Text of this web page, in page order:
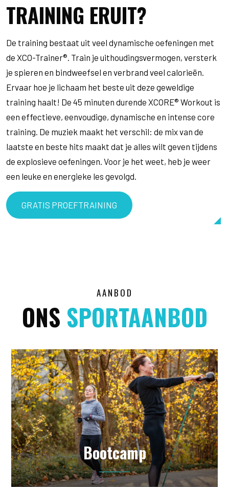
TRAINING ERUIT?
De training bestaat uit veel dynamische oefeningen met
de XCO-Trainer®. Train je uithoudingsvermogen, versterk
je spieren en bindweefsel en verbrand veel calorieën.
Ervaar hoe je lichaam het beste uit deze geweldige
training haalt! De 45 minuten durende XCORE® Workout is
een effectieve, eenvoudige, dynamische en intense core
training. De muziek maakt het verschil: de mix van de
laatste en beste hits maakt dat je alles wilt geven tijdens
de explosieve oefeningen. Voor je het weet, heb je weer
een leuke en energieke les gevolgd.
GRATIS PROEFTRAINING
AANBOD
ONS SPORTAANBOD
Bootcamp